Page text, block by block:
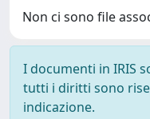
Non ci sono file
I documenti in IRIS
tutti i diritti sono
indicazione.